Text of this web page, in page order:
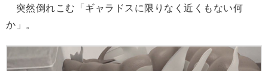
突然倒れこむ「ギャラドスに限りなく近くもない何
か」。